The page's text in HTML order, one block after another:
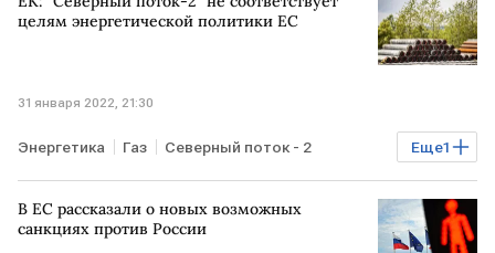
целям энергетической политики ЕС
31 января 2022, 21:30
Еще1
Энергетика Газ Северный поток - 2
РОССИЯ ЕС
В ЕС рассказали о новых возможных
санкциях против России